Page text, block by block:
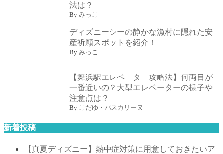
法は？
By みっこ
ディズニーシーの静かな漁村に隠れた安
産祈願スポットを紹介！
By みっこ
【舞浜駅エレベーター攻略法】何両目が
一番近いの？大型エレベーターの様子や
注意点は？
By こだゆ・パスカリーヌ
新着投稿
【真夏ディズニー】熱中症対策に用意しておきたいア